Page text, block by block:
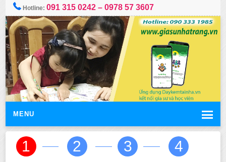
Hotline:091 315 0242 – 0978 57 3607
MENU
1 2 3 4